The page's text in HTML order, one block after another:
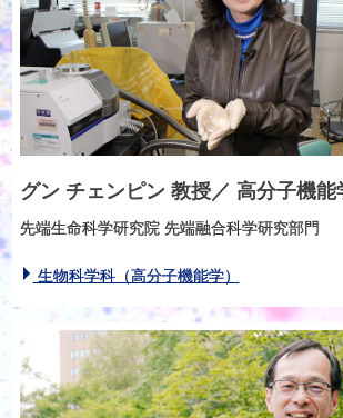
グン チェンピン 教授／ 高分子機能
先端生命科学研究院 先端融合科学研究部門
生物科学科（高分子機能学）